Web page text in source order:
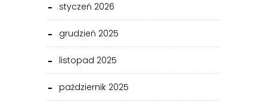
styczeń 2026
grudzień 2025
listopad 2025
październik 2025